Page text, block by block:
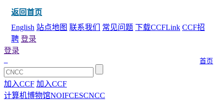
返回首页
English 站点地图 联系我们 常见问题 下载CCFLink CCF招
聘 登录
首页
登录
加入CCF 加入CCF
计算机博物馆NOIFCESCNCC